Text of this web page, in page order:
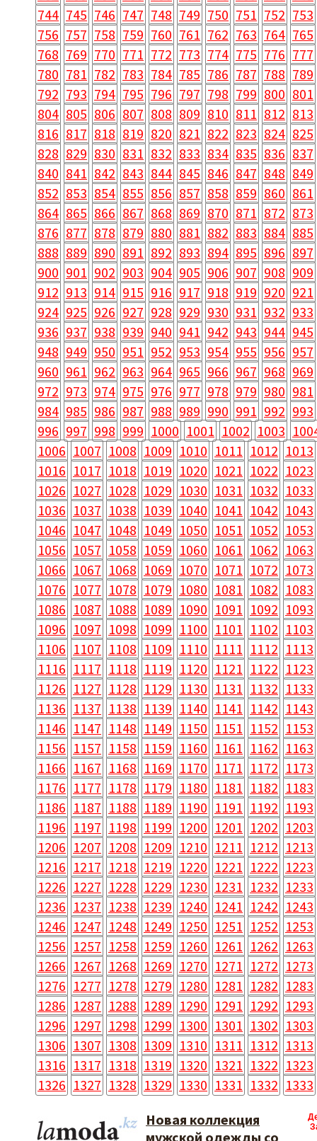
744 745 746 747 748 749 750 751 752 753
756 757 758 759 760 761 762 763 764 765
768 769 770 771 772 773 774 775 776 777
780 781 782 783 784 785 786 787 788 789
792 793 794 795 796 797 798 799 800 801
804 805 806 807 808 809 810 811 812 813
816 817 818 819 820 821 822 823 824 825
828 829 830 831 832 833 834 835 836 837
840 841 842 843 844 845 846 847 848 849
852 853 854 855 856 857 858 859 860 861
864 865 866 867 868 869 870 871 872 873
876 877 878 879 880 881 882 883 884 885
888 889 890 891 892 893 894 895 896 897
900 901 902 903 904 905 906 907 908 909
912 913 914 915 916 917 918 919 920 921
924 925 926 927 928 929 930 931 932 933
936 937 938 939 940 941 942 943 944 945
948 949 950 951 952 953 954 955 956 957
960 961 962 963 964 965 966 967 968 969
972 973 974 975 976 977 978 979 980 981
984 985 986 987 988 989 990 991 992 993
996 997 998 999 1000 1001 1002 1003
1006 1007 1008 1009 1010 1011 1012 1013
1016 1017 1018 1019 1020 1021 1022 1023
1026 1027 1028 1029 1030 1031 1032 1033
1036 1037 1038 1039 1040 1041 1042 1043
1046 1047 1048 1049 1050 1051 1052 1053
1056 1057 1058 1059 1060 1061 1062 1063
1066 1067 1068 1069 1070 1071 1072 1073
1076 1077 1078 1079 1080 1081 1082 1083
1086 1087 1088 1089 1090 1091 1092 1093
1096 1097 1098 1099 1100 1101 1102 1103
1106 1107 1108 1109 1110 1111 1112 1113
1116 1117 1118 1119 1120 1121 1122 1123
1126 1127 1128 1129 1130 1131 1132 1133
1136 1137 1138 1139 1140 1141 1142 1143
1146 1147 1148 1149 1150 1151 1152 1153
1156 1157 1158 1159 1160 1161 1162 1163
1166 1167 1168 1169 1170 1171 1172 1173
1176 1177 1178 1179 1180 1181 1182 1183
1186 1187 1188 1189 1190 1191 1192 1193
1196 1197 1198 1199 1200 1201 1202 1203
1206 1207 1208 1209 1210 1211 1212 1213
1216 1217 1218 1219 1220 1221 1222 1223
1226 1227 1228 1229 1230 1231 1232 1233
1236 1237 1238 1239 1240 1241 1242 1243
1246 1247 1248 1249 1250 1251 1252 1253
1256 1257 1258 1259 1260 1261 1262 1263
1266 1267 1268 1269 1270 1271 1272 1273
1276 1277 1278 1279 1280 1281 1282 1283
1286 1287 1288 1289 1290 1291 1292 1293
1296 1297 1298 1299 1300 1301 1302 1303
1306 1307 1308 1309 1310 1311 1312 1313
1316 1317 1318 1319 1320 1321 1322 1323
1326 1327 1328 1329 1330 1331 1332 1333
Новая коллекция
мужской одежды со